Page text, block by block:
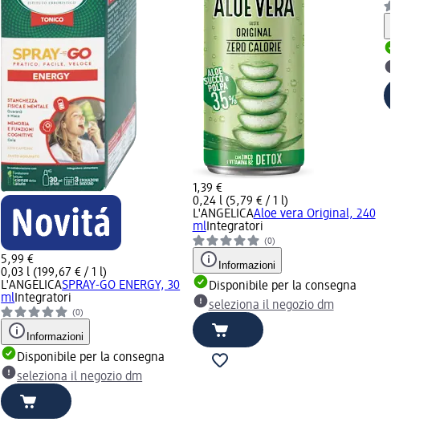
5,99 €
0,03 l (199,67 € / 1 l)
L'ANGELICASPRAY-GO ENERGY, 30
ml Integratori
(0)
Informazioni
Disponibile per la consegna
seleziona il negozio dm
1,39 €
0,24 l (5,79 € / 1 l)
L'ANGELICAAloe vera Original, 240
mlIntegratori
(0)
Informazioni
Disponibile per la consegna
seleziona il negozio dm